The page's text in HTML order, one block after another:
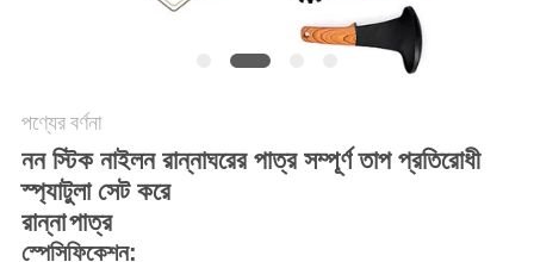
পণ্যের বর্ণনা
নন স্টিক নাইলন রান্নাঘরের পাত্র সম্পূর্ণ তাপ প্রতিরোধী
স্প্যাটুলা সেট করে
রান্নাপাত্র
স্পেসিফিকেশন: